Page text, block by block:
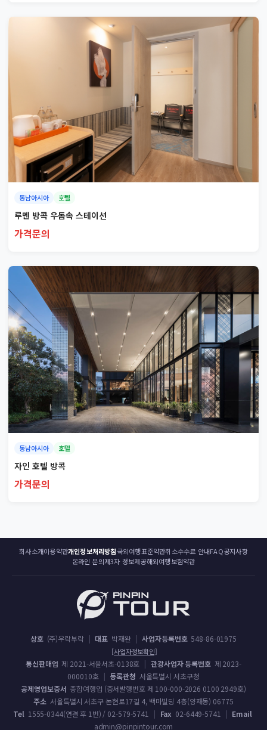
동남아시아 호텔
루멘 방콕 우돔속 스테이션
가격문의
동남아시아 호텔
자인 호텔 방콕
가격문의
회사소개이용약관개인정보처리방침국외여행표준약관취소수수료 안내FAQ공지사항
온라인 문의제3자 정보제공해외여행보험약관
상호 (주)우락부락 | 대표 박재완 | 사업자등록번호 548-86-01975
[사업자정보확인]
통신판매업 제 2021-서울서초-0138호 | 관광사업자 등록번호 제 2023-
000010호 | 등록관청 서울특별시 서초구청
공제영업보증서 종합여행업 (증서발행번호 제 100-000-2026 0100 2949호)
주소 서울특별시 서초구 논현로17길 4, 백마빌딩 4층(양재동) 06775
Tel 1555-0344(연결 후 1번) / 02-579-5741 | Fax 02-6449-5741 | Email
admin@pinpintour.com